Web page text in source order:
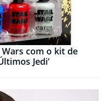
com o kit de
Jedi’